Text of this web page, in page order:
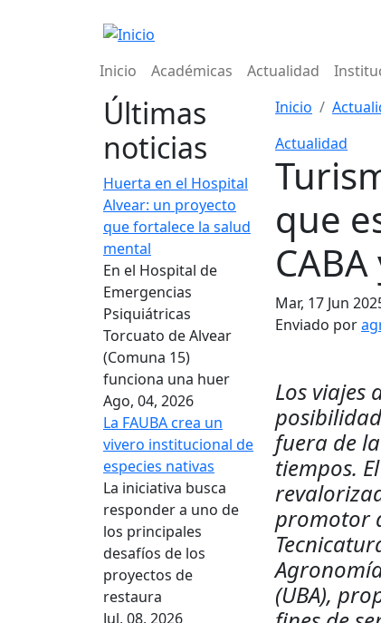
Navegación principal
Inicio Académicas Actualidad
Últimas
noticias
Huerta en el Hospital
Alvear: un proyecto
que fortalece la salud
mental
En el Hospital de
Emergencias
Psiquiátricas
Torcuato de Alvear
(Comuna 15)
funciona una huer
Ago, 04, 2026
La FAUBA crea un
vivero institucional de
especies nativas
La iniciativa busca
responder a uno de
los principales
desafíos de los
proyectos de
restaura
Jul, 08, 2026
Inicio
Actualidad
que
Mar, 17 Jun
Enviado por
Los viajes
fuera de
tiempos.
promotor
(UBA),